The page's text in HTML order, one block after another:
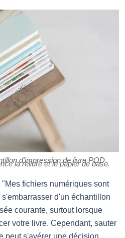
d'impression de livre POD
la reliure et le papier de base.
fichiers numériques sont
d'un échantillon
courante, surtout lorsque
votre livre. Cependant, sauter
peut s'avérer une décision